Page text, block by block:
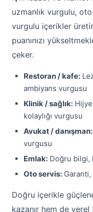
uzmanlık vurgulu,
vurgulu içerikler
puanınızı
çeker.
Restoran / kafe:
ambiyans vurgusu
Klinik / sağlık:
kolaylığı vurgusu
Avukat / danışman:
vurgusu
Emlak: Doğru bilgi,
Oto servis:
Doğru içerikle
kazanır hem de